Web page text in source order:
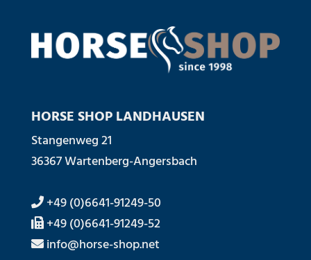
HORSE SHOP LANDHAUSEN
Stangenweg 21
36367 Wartenberg-Angersbach
+49 (0)6641-91249-50
+49 (0)6641-91249-52
info@horse-shop.net